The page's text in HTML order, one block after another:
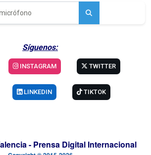
y el apoyo incondicional de
y entidades que han hecho
Oliva da un paso firme y
consolidar su identidad
propia, uniendo talento,
participación ciudadana